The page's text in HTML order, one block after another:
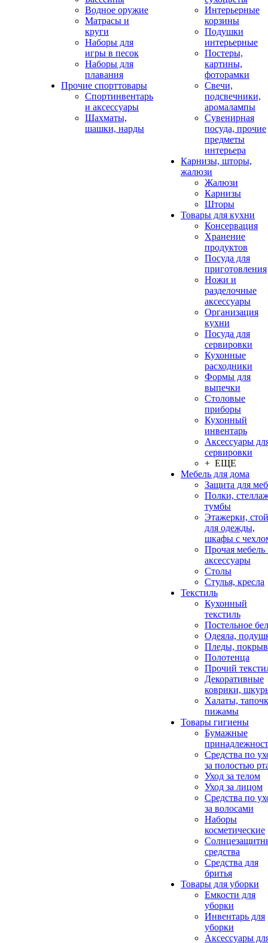
Водное оружие
Матрасы и
круги
Наборы для
игры в песок
Наборы для
плавания
Прочие спорттовары
Спортинвентарь
и аксессуары
Шахматы,
шашки, нарды
Интерьерные
корзины
Подушки
интерьерные
Постеры,
картины,
фоторамки
Свечи,
подсвечники,
аромалампы
Сувенирная
посуда, прочие
предметы
интерьера
Карнизы, шторы,
жалюзи
Жалюзи
Карнизы
Шторы
Товары для кухни
Консервация
Хранение
продуктов
Посуда для
приготовления
Ножи и
разделочные
аксессуары
Организация
кухни
Посуда для
сервировки
Кухонные
расходники
Формы для
выпечки
Столовые
приборы
Кухонный
инвентарь
Аксессуары
сервировки
+ ЕЩЕ
Мебель для дома
Защита для
Полки,
тумбы
Этажерки,
для одежды,
шкафы с
Прочая мебель
аксессуары
Столы
Стулья, кресла
Текстиль
Кухонный
текстиль
Постельное
Одеяла,
Пледы,
Полотенца
Прочий
Декоративные
коврики,
Халаты,
пижамы
Товары гигиены
Бумажные
Средства по
за полостью
Уход за телом
Уход за лицом
Средства по
за волосами
Наборы
косметические
средства
Средства для
бритья
Товары для уборки
Емкости для
уборки
Инвентарь для
уборки
Аксессуары